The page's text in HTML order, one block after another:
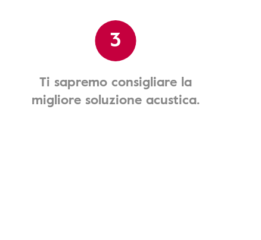
3
Ti sapremo consigliare la
migliore soluzione acustica.